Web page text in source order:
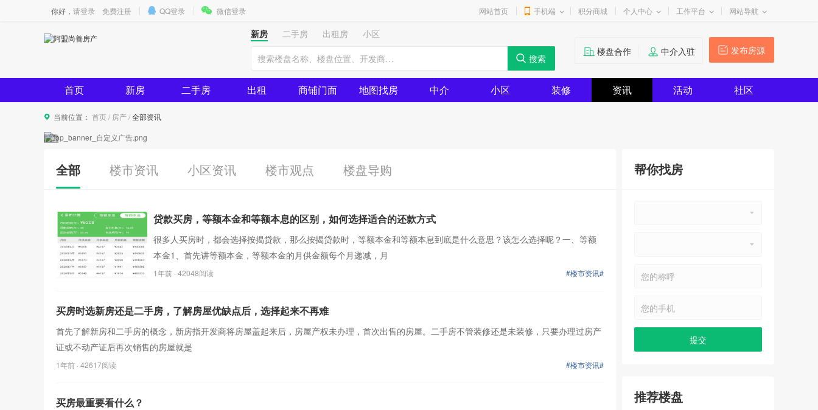
你好， 请登录 免费注册 QQ登录 微信登录 网站首页 手机端 积分商城 个人中心 工作平台 网站导航
新房 二手房 出租房
小区
发布房源
楼盘合作 中介入驻
首页 新房 二手房 出租 商铺门面 地图找房 中介 小区 装修 资讯 活动 社区
当前位置： 首页/ 房产/全部资讯
全部 楼市资讯 小区资讯 楼市观点 楼盘导购
贷款买房，等额本金和等额本息的区别，如何选择适合的还款方式
很多人买房时，都会选择按揭贷款，那么按揭贷款时，等额本金和等额本息到底是什么意思？该怎么选择呢？一、等额
本金1、首先讲等额本金，等额本金的月供金额每个月递减，月
#楼市资讯#
1年前 · 42048阅读
买房时选新房还是二手房，了解房屋优缺点后，选择起来不再难
首先了解新房和二手房的概念，新房指开发商将房屋盖起来后，房屋产权未办理，首次出售的房屋。二手房不管装修还是未装修，只要办理过房产
证或不动产证后再次销售的房屋就是
#楼市资讯#
1年前 · 42617阅读
买房最重要看什么？
帮你找房
推荐楼盘